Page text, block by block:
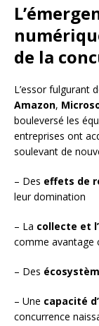
de la
L’essor fulgurant
Amazon,
bouleversé les
entreprises ont
soulevant de
– Des effets de
leur domination
– La collecte et
comme avantage
– Des
– Une capacité
concurrence